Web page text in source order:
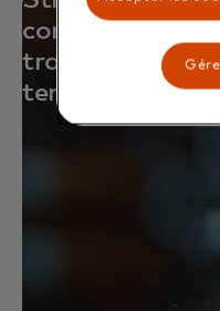
transactions et
tendances